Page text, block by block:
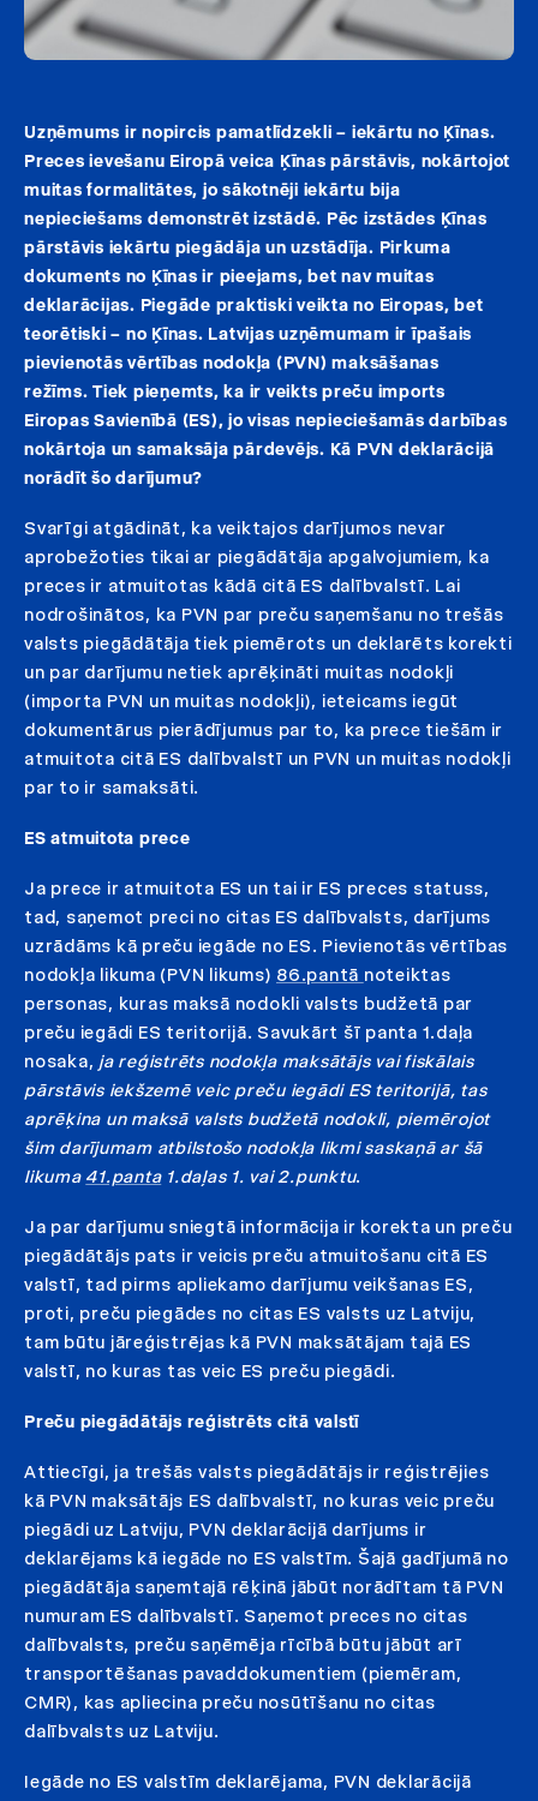
Uzņēmums ir nopircis pamatlīdzekli – iekārtu no Ķīnas.
Preces ievešanu Eiropā veica Ķīnas pārstāvis, nokārtojot
muitas formalitātes, jo sākotnēji iekārtu bija
nepieciešams demonstrēt izstādē. Pēc izstādes Ķīnas
pārstāvis iekārtu piegādāja un uzstādīja. Pirkuma
dokuments no Ķīnas ir pieejams, bet nav muitas
deklarācijas. Piegāde praktiski veikta no Eiropas, bet
teorētiski – no Ķīnas. Latvijas uzņēmumam ir īpašais
pievienotās vērtības nodokļa (PVN) maksāšanas
režīms. Tiek pieņemts, ka ir veikts preču imports
Eiropas Savienībā (ES), jo visas nepieciešamās darbības
nokārtoja un samaksāja pārdevējs. Kā PVN deklarācijā
norādīt šo darījumu?
Svarīgi atgādināt, ka veiktajos darījumos nevar
aprobežoties tikai ar piegādātāja apgalvojumiem, ka
preces ir atmuitotas kādā citā ES dalībvalstī. Lai
nodrošinātos, ka PVN par preču saņemšanu no trešās
valsts piegādātāja tiek piemērots un deklarēts korekti
un par darījumu netiek aprēķināti muitas nodokļi
(importa PVN un muitas nodokļi), ieteicams iegūt
dokumentārus pierādījumus par to, ka prece tiešām ir
atmuitota citā ES dalībvalstī un PVN un muitas nodokļi
par to ir samaksāti.
ES atmuitota prece
Ja prece ir atmuitota ES un tai ir ES preces statuss,
tad, saņemot preci no citas ES dalībvalsts, darījums
uzrādāms kā preču iegāde no ES. Pievienotās vērtības
nodokļa likuma (PVN likums) 86.pantā noteiktas
personas, kuras maksā nodokli valsts budžetā par
preču iegādi ES teritorijā. Savukārt šī panta 1.daļa
nosaka, ja reģistrēts nodokļa maksātājs vai fiskālais
pārstāvis iekšzemē veic preču iegādi ES teritorijā, tas
aprēķina un maksā valsts budžetā nodokli, piemērojot
šim darījumam atbilstošo nodokļa likmi saskaņā ar šā
likuma 41.panta1.daļas 1. vai 2.punktu.
Ja par darījumu sniegtā informācija ir korekta un preču
piegādātājs pats ir veicis preču atmuitošanu citā ES
valstī, tad pirms apliekamo darījumu veikšanas ES,
proti, preču piegādes no citas ES valsts uz Latviju,
tam būtu jāreģistrējas kā PVN maksātājam tajā ES
valstī, no kuras tas veic ES preču piegādi.
Preču piegādātājs reģistrēts citā valstī
Attiecīgi, ja trešās valsts piegādātājs ir reģistrējies
kā PVN maksātājs ES dalībvalstī, no kuras veic preču
piegādi uz Latviju, PVN deklarācijā darījums ir
deklarējams kā iegāde no ES valstīm. Šajā gadījumā no
piegādātāja saņemtajā rēķinā jābūt norādītam tā PVN
numuram ES dalībvalstī. Saņemot preces no citas
dalībvalsts, preču saņēmēja rīcībā būtu jābūt arī
transportēšanas pavaddokumentiem (piemēram,
CMR), kas apliecina preču nosūtīšanu no citas
dalībvalsts uz Latviju.
Iegāde no ES valstīm deklarējama, PVN deklarācijā